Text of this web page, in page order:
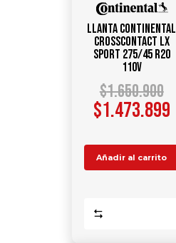
Llanta CONTINENTAL
CrossContact LX
Sport 275/45 R20
110V
$1.650.900
$1.473.899
Añadir al carrito